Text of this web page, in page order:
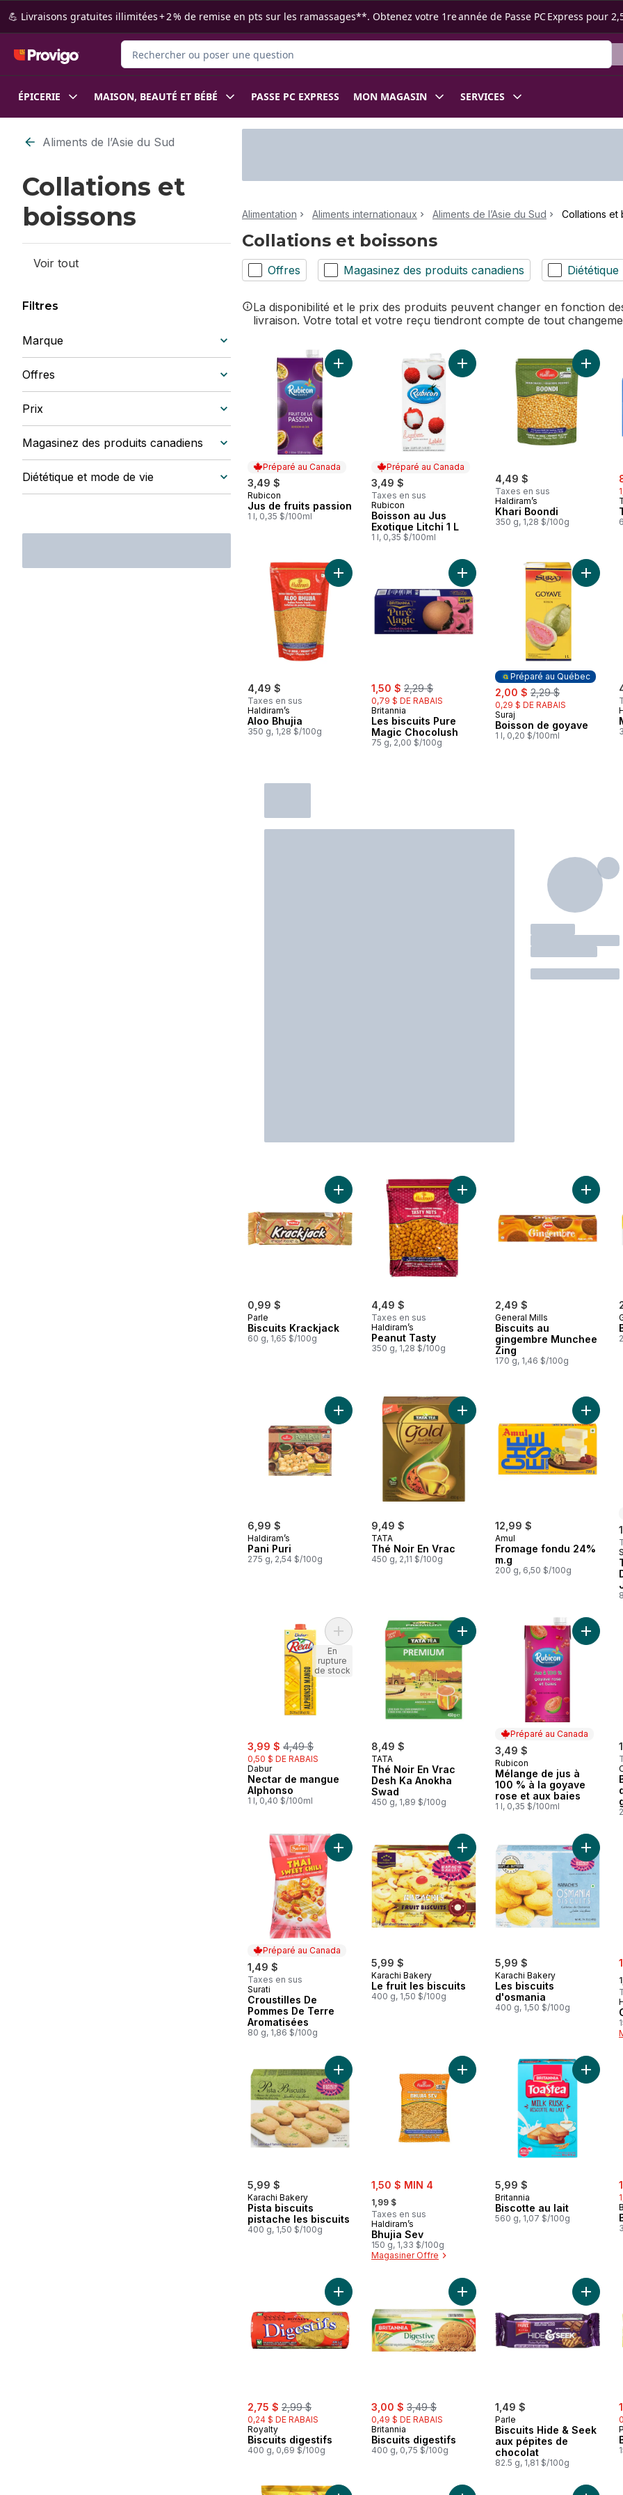
Passer au contenu principal
Passer au pied de page
💪 Livraisons gratuites illimitées + 2 % de remise en pts sur les ramassages**. Obtenez votre 1re année de Passe PC Express pour
Rechercher des produits
ÉPICERIE MAISON, BEAUTÉ ET BÉBÉ PASSE PC EXPRESS MON MAGASIN SERVICES
Passer au filtrage du contenu
Aliments de l’Asie du Sud
Collations et
boissons
Voir tout
Filtres
Marque
Offres
Prix
Magasinez des produits canadiens
Diététique et mode de vie
Alimentation Aliments internationaux Aliments de l’Asie du Sud Collations et
Collations et boissons
Offres Magasinez des produits canadiens Diététique
La disponibilité et le prix des produits peuvent changer en fonction
livraison. Votre total et votre reçu tiendront compte de tout
Préparé au Canada
3,49 $
Préparé au Canada
Rubicon
Jus de fruits passion
1 l, 0,35 $/100ml
Ajouter Jus de fruits passion au panier
Préparé au Canada
3,49 $
Taxes en sus
Préparé au Canada
Rubicon
Boisson au Jus
Exotique Litchi 1 L
1 l, 0,35 $/100ml
Ajouter Boisson au Jus Exotique
4,49 $
Taxes en sus
Haldiram’s
Khari Boondi
350 g, 1,28 $/100g
Ajouter
4,49 $
Taxes en sus
Haldiram’s
Aloo Bhujia
350 g, 1,28 $/100g
Ajouter Aloo Bhujia au panier
sale:
1,50 $ , formerly:
2,29 $
0,79 $ DE RABAIS
Britannia
Les biscuits Pure
Magic Chocolush
75 g, 2,00 $/100g
Ajouter Les biscuits Pure Magic
Préparé au Québec
sale:
2,00 $ , formerly:
2,29 $
0,29 $ DE RABAIS
Préparé au Québec
Suraj
Boisson de goyave
1 l, 0,20 $/100ml
Ajouter
0,99 $
Parle
Biscuits Krackjack
60 g, 1,65 $/100g
Ajouter Biscuits Krackjack au panier
4,49 $
Taxes en sus
Haldiram’s
Peanut Tasty
350 g, 1,28 $/100g
Ajouter Peanut Tasty au panier
2,49 $
General Mills
Biscuits au
gingembre Munchee
Zing
170 g, 1,46 $/100g
Ajouter
6,99 $
Haldiram’s
Pani Puri
275 g, 2,54 $/100g
Ajouter Pani Puri au panier
9,49 $
TATA
Thé Noir En Vrac
450 g, 2,11 $/100g
Ajouter Thé Noir En Vrac au panier
12,99 $
Amul
Fromage fondu 24%
m.g
200 g, 6,50 $/100g
Ajouter
sale:
3,99 $ , formerly:
4,49 $
0,50 $ DE RABAIS
Dabur
Nectar de mangue
Alphonso
1 l, 0,40 $/100ml
Ajouter Nectar de mangue Alphonso au panier
En
rupture
de stock
8,49 $
TATA
Thé Noir En Vrac
Desh Ka Anokha
Swad
450 g, 1,89 $/100g
Ajouter Thé Noir En Vrac Desh Ka
Préparé au Canada
3,49 $
Préparé au Canada
Rubicon
Mélange de jus à
100 % à la goyave
rose et aux baies
1 l, 0,35 $/100ml
Ajouter
Préparé au Canada
1,49 $
Taxes en sus
Préparé au Canada
Surati
Croustilles De
Pommes De Terre
Aromatisées
80 g, 1,86 $/100g
Ajouter Croustilles De Pommes De Terre Aromatisées au panier
5,99 $
Karachi Bakery
Le fruit les biscuits
400 g, 1,50 $/100g
Ajouter Le fruit les biscuits au panier
5,99 $
Karachi Bakery
Les biscuits
d'osmania
400 g, 1,50 $/100g
Ajouter
5,99 $
Karachi Bakery
Pista biscuits
pistache les biscuits
400 g, 1,50 $/100g
Ajouter Pista biscuits pistache les biscuits au panier
sale:
1,50 $ MIN 4
, formerly:
1,99 $
Taxes en sus
Haldiram’s
Bhujia Sev
150 g, 1,33 $/100g
Magasiner Offre
Ajouter Bhujia Sev au panier
5,99 $
Britannia
Biscotte au lait
560 g, 1,07 $/100g
Ajouter
sale:
2,75 $ , formerly:
2,99 $
0,24 $ DE RABAIS
Royalty
Biscuits digestifs
400 g, 0,69 $/100g
Ajouter Biscuits digestifs au panier
sale:
3,00 $ , formerly:
3,49 $
0,49 $ DE RABAIS
Britannia
Biscuits digestifs
400 g, 0,75 $/100g
Ajouter Biscuits digestifs au panier
1,49 $
Parle
Biscuits Hide & Seek
aux pépites de
chocolat
82.5 g, 1,81 $/100g
Ajouter